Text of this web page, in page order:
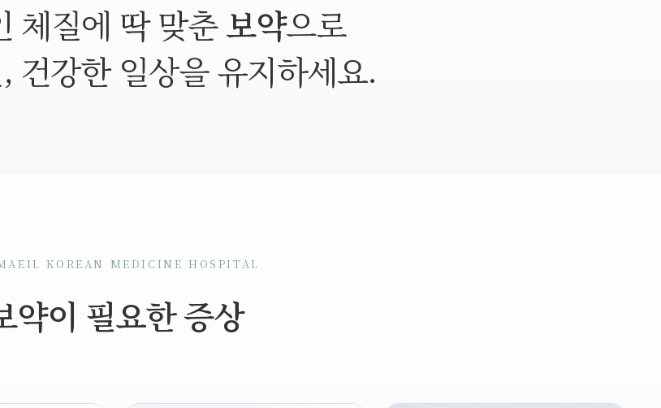
체질에 딱 맞춘보약으로
건강한 일상을 유지하세요.
KOREAN MEDICINE HOSPITAL
약이 필요한 증상